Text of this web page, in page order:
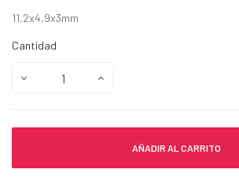
11,2x4,9x3mm
Cantidad
AÑADIR AL CARRITO